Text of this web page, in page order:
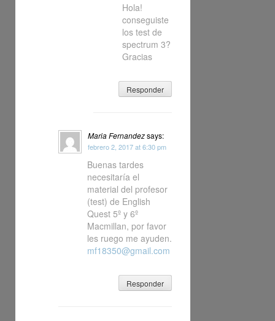
Hola!
conseguiste
los test de
spectrum 3?
Gracias
Responder
Maria Fernandezsays:
febrero 2, 2017 at 6:30 pm
Buenas tardes
necesitaría el
material del profesor
(test) de English
Quest 5º y 6º
Macmillan, por favor
les ruego me ayuden.
mf18350@gmail.com
Responder